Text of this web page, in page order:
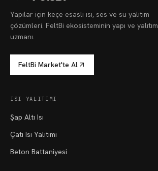
Yapılar için keçe esaslı ısı, ses ve su yalıtım
çözümleri. FeltBi ekosisteminin yapı ve yalıtım
uzmanı.
FeltBi Market'te Al
ISI YALITIMI
Şap Altı Isı
Çatı Isı Yalıtımı
Beton Battaniyesi